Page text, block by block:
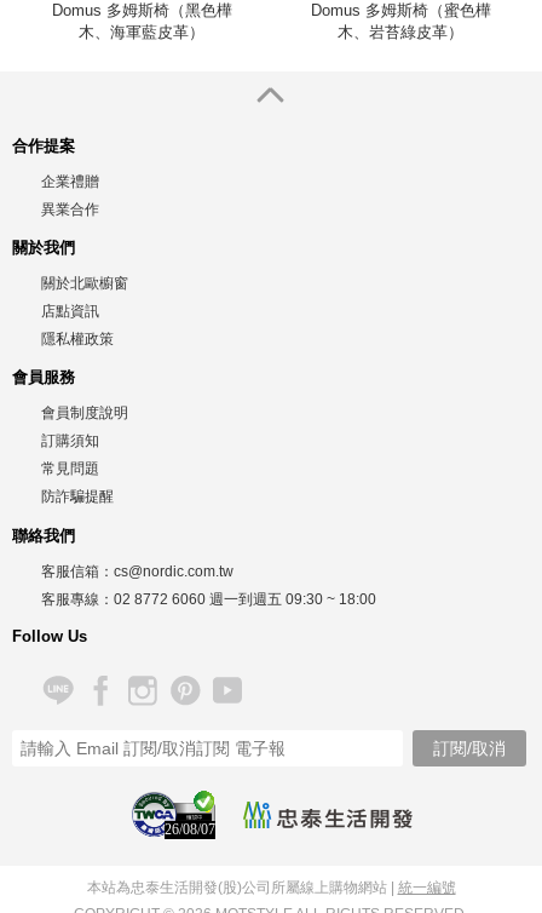
Domus 多姆斯椅（黑色樺
木、海軍藍皮革）
Domus 多姆斯椅（蜜色樺
木、岩苔綠皮革）
合作提案
企業禮贈
異業合作
關於我們
關於北歐櫥窗
店點資訊
隱私權政策
會員服務
會員制度說明
訂購須知
常見問題
防詐騙提醒
聯絡我們
客服信箱： cs@nordic.com.tw
客服專線： 02 8772 6060 週一到週五 09:30 ~ 18:00
Follow Us
26/08/07
本站為忠泰生活開發(股)公司所屬線上購物網站 | 統一編號